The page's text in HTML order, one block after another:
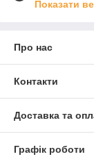
Показати
Про нас
Контакти
Доставка та
Графік роботи